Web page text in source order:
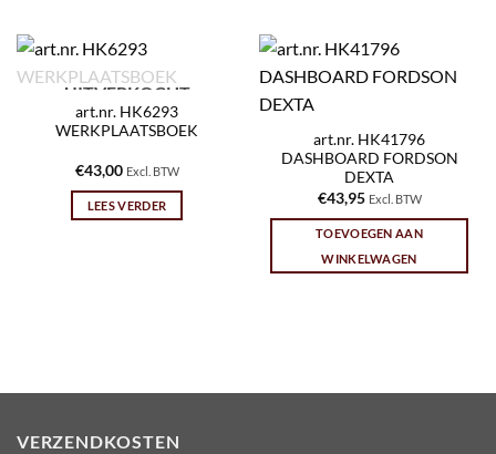
UITVERKOCHT
art.nr. HK6293
WERKPLAATSBOEK
€43,00 Excl. BTW
LEES VERDER
art.nr. HK41796
DASHBOARD FORDSON
DEXTA
€43,95 Excl. BTW
TOEVOEGEN AAN
WINKELWAGEN
VERZENDKOSTEN